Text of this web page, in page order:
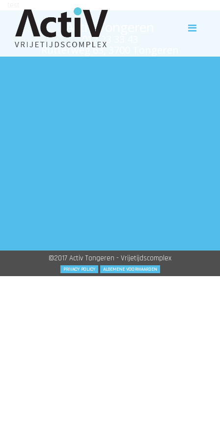
Activ Tongeren
012 23 33 43
Rutterweg 63, 3700 Tongeren
©2017 Activ Tongeren - Vrijetijdscomplex
PRIVACY POLICY ALGEMENE VOORWAARDEN